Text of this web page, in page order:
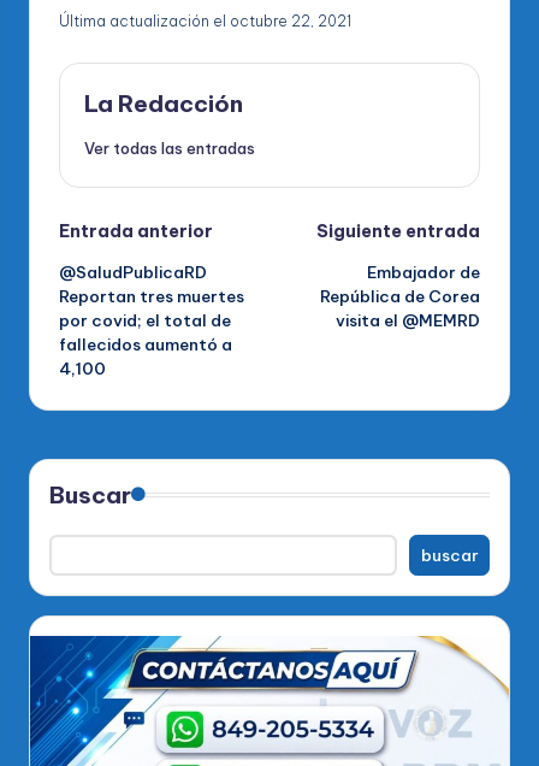
Última actualización el octubre 22, 2021
La Redacción
Ver todas las entradas
Navegación
de
entradas
Entrada anterior
@SaludPublicaRD
Reportan tres muertes
por covid; el total de
fallecidos aumentó a
4,100
Siguiente entrada
Embajador de
República de Corea
visita el @MEMRD
Buscar
buscar